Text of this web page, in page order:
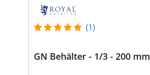
(1)
GN Behälter - 1/3 - 200 mm